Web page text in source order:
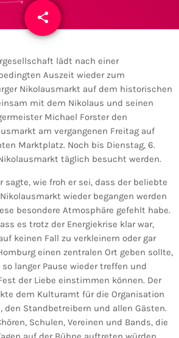
share
email
lädt nach einer
Auszeit wieder zum
Nikolausmarkt auf dem historischen
mit dem Nikolaus und seinen
Michael Forster den
am vergangenen Freitag auf
Marktplatz. Noch bis Dienstag, 6.
täglich besucht werden.
sagte, wie froh er sei, dass der beliebte
wieder begangen werden
besondere Atmosphäre gefehlt habe.
es trotz der Energiekrise klar war,
keinen Fall zu verkleinern oder gar
einen zentralen Ort geben sollte,
langer Pause wieder treffen und
der Liebe einstimmen können. Der
dem Kulturamt für die Organisation
den Standbetreibern und allen Gästen.
Schulen, Vereinen und Bands, die